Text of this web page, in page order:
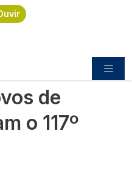
celebram o 117º
de
o 117º